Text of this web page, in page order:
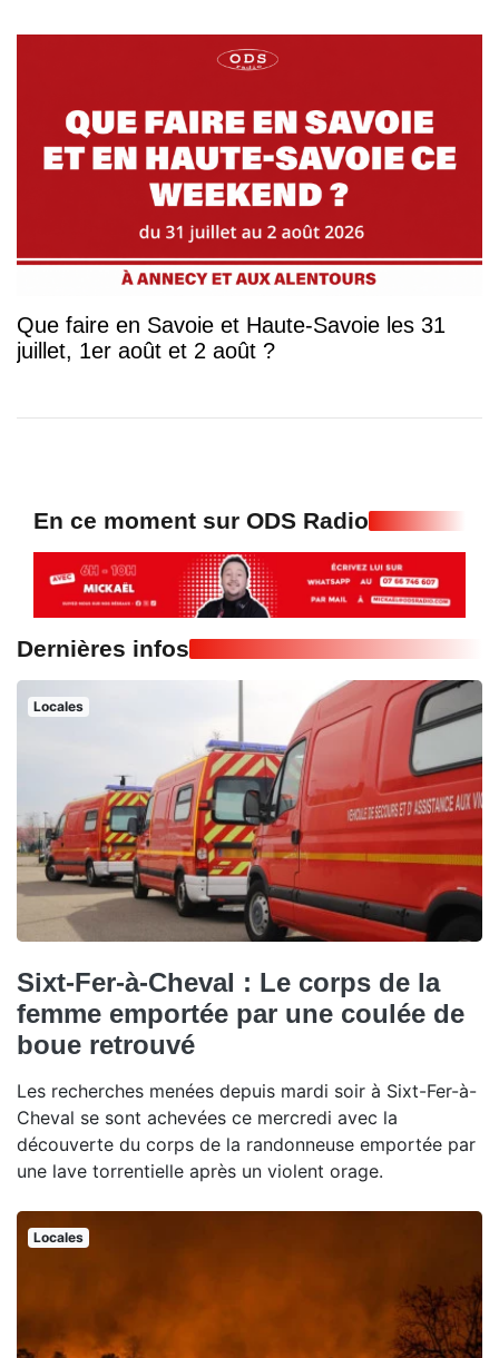
Que faire en Savoie et Haute-Savoie les 31
juillet, 1er août et 2 août ?
En ce moment sur ODS Radio
Dernières infos
Locales
Sixt-Fer-à-Cheval : Le corps de la
femme emportée par une coulée de
boue retrouvé
Les recherches menées depuis mardi soir à Sixt-Fer-à-
Cheval se sont achevées ce mercredi avec la
découverte du corps de la randonneuse emportée par
une lave torrentielle après un violent orage.
Locales